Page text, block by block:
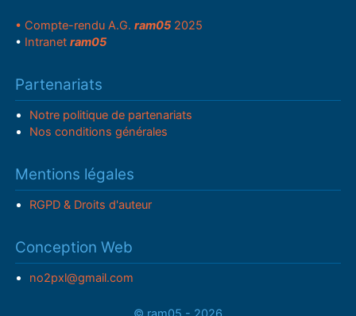
• Compte-rendu A.G.ram05 2025
• Intranetram05
Partenariats
Notre politique de partenariats
Nos conditions générales
Mentions légales
RGPD & Droits d'auteur
Conception Web
no2pxl@gmail.com